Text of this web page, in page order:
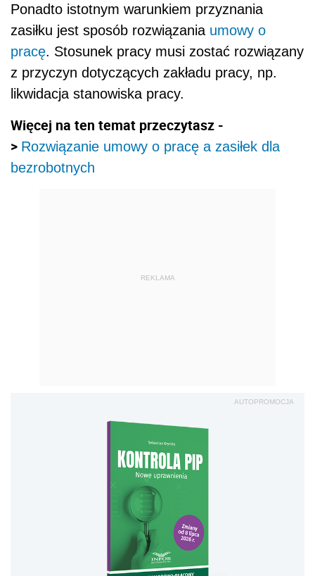
Ponadto istotnym warunkiem przyznania
zasiłku jest sposób rozwiązania umowy o
pracę. Stosunek pracy musi zostać rozwiązany
z przyczyn dotyczących zakładu pracy, np.
likwidacja stanowiska pracy.
Więcej na ten temat przeczytasz -
> Rozwiązanie umowy o pracę a zasiłek dla
bezrobotnych
REKLAMA
AUTOPROMOCJA